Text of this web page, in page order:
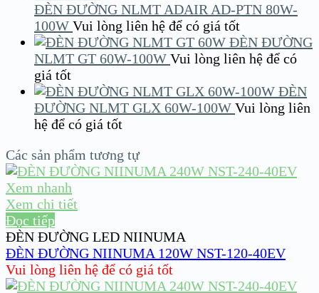
ĐÈN ĐƯỜNG NLMT ADAIR AD-PTN 80W-
100W Vui lòng liên hệ để có giá tốt
ĐÈN ĐƯỜNG
NLMT GT 60W-100W Vui lòng liên hệ để có
giá tốt
ĐÈN
ĐƯỜNG NLMT GLX 60W-100W Vui lòng liên
hệ để có giá tốt
Các sản phẩm tương tự
Xem nhanh
Xem chi tiết
Đọc tiếp
ĐÈN ĐƯỜNG LED NIINUMA
ĐÈN ĐƯỜNG NIINUMA 120W NST-120-40EV
Vui lòng liên hệ để có giá tốt